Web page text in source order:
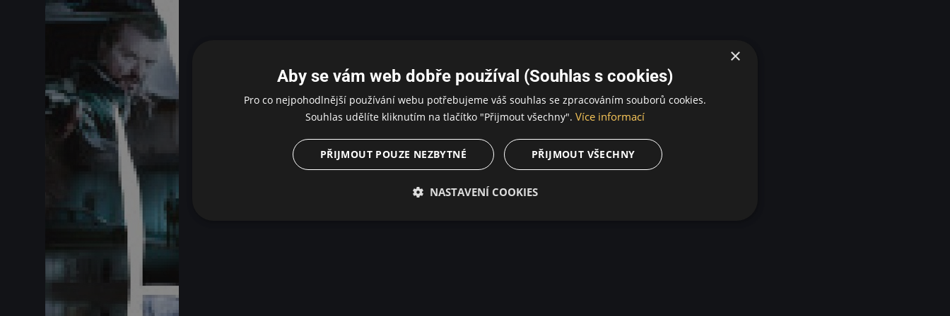
×
Aby se vám web dobře používal (Souhlas s cookies)
Pro co nejpohodlnější používání webu potřebujeme váš souhlas se zpracováním souborů cookies.
Souhlas udělíte kliknutím na tlačítko "Přijmout všechny". Více informací
PŘIJMOUT VŠECHNY
PŘIJMOUT POUZE NEZBYTNÉ
NASTAVENÍ COOKIES